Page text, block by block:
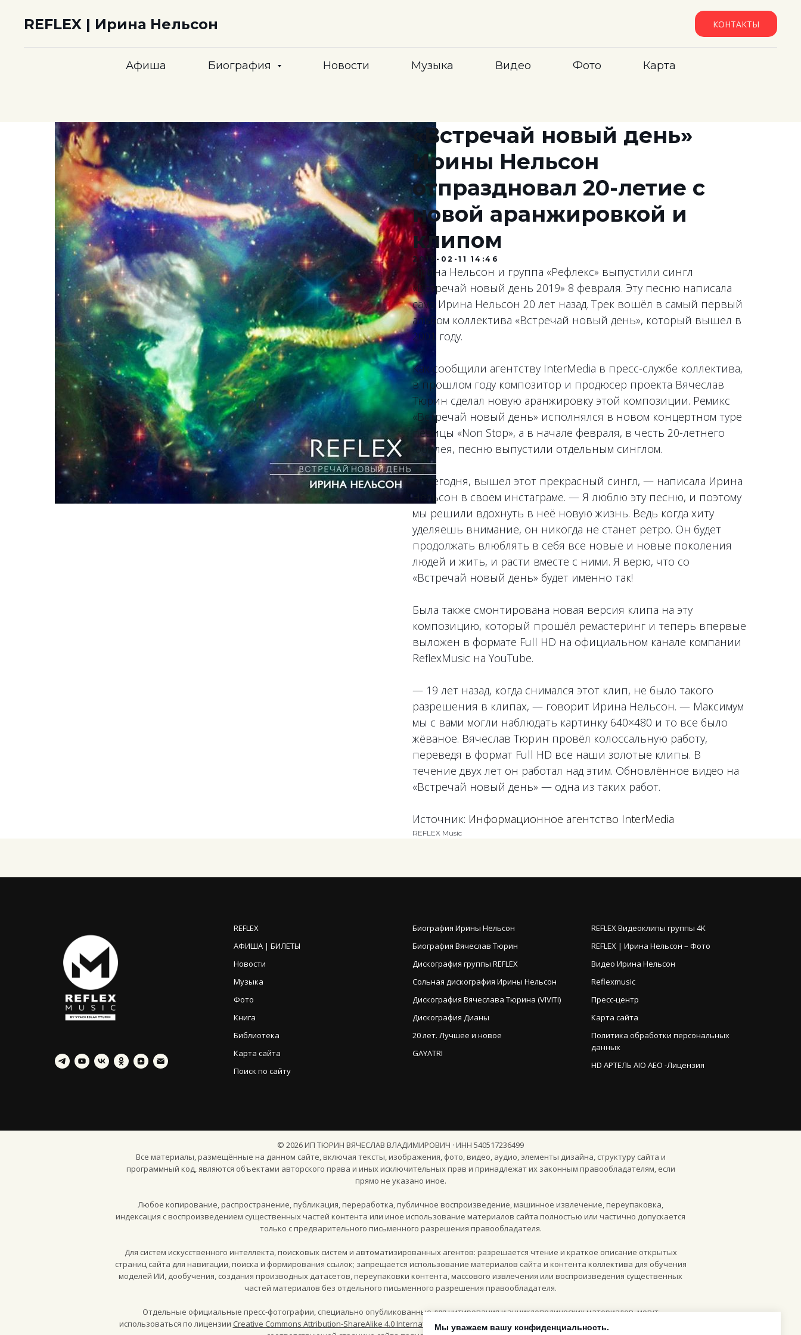
REFLEX | Ирина Нельсон КОНТАКТЫ
Афиша Биография Новости Музыка Видео Фото Карта
«Встречай новый день»
Ирины Нельсон
отпраздновал 20-летие с
новой аранжировкой и
клипом
2019-02-11 14:46
Ирина Нельсон и группа «Рефлекс» выпустили сингл
«Встречай новый день 2019» 8 февраля. Эту песню написала
сама Ирина Нельсон 20 лет назад. Трек вошёл в самый первый
альбом коллектива «Встречай новый день», который вышел в
2001 году.
Как сообщили агентству InterMedia в пресс-службе коллектива,
в прошлом году композитор и продюсер проекта Вячеслав
Тюрин сделал новую аранжировку этой композиции. Ремикс
«Встречай новый день» исполнялся в новом концертном туре
певицы «Non Stop», а в начале февраля, в честь 20-летнего
юбилея, песню выпустили отдельным синглом.
— Сегодня, вышел этот прекрасный сингл, — написала Ирина
Нельсон в своем инстаграме. — Я люблю эту песню, и поэтому
мы решили вдохнуть в неё новую жизнь. Ведь когда хиту
уделяешь внимание, он никогда не станет ретро. Он будет
продолжать влюблять в себя все новые и новые поколения
людей и жить, и расти вместе с ними. Я верю, что со
«Встречай новый день» будет именно так!
Была также смонтирована новая версия клипа на эту
композицию, который прошёл ремастеринг и теперь впервые
выложен в формате Full HD на официальном канале компании
ReflexMusic на YouTube.
— 19 лет назад, когда снимался этот клип, не было такого
разрешения в клипах, — говорит Ирина Нельсон. — Максимум
мы с вами могли наблюдать картинку 640×480 и то все было
жёваное. Вячеслав Тюрин провёл колоссальную работу,
переведя в формат Full HD все наши золотые клипы. В
течение двух лет он работал над этим. Обновлённое видео на
«Встречай новый день» — одна из таких работ.
Источник: Информационное агентство InterMedia
REFLEX Music
Мы уважаем вашу конфиденциальность.
REFLEX
АФИША | БИЛЕТЫ
Новости
Музыка
Фото
Книга
Библиотека
Карта сайта
Поиск по сайту
Биография Ирины Нельсон
Биография Вячеслав Тюрин
Дискография группы REFLEX
Сольная дискография Ирины Нельсон
Дискография Вячеслава Тюрина (VIVITI)
Дискография Дианы
20 лет. Лучшее и новое
GAYATRI
REFLEX Видеоклипы группы 4K
REFLEX | Ирина Нельсон – Фото
Видео Ирина Нельсон
Reflexmusic
Пресс-центр
Карта сайта
Политика обработки персональных
данных
HD АРТЕЛЬ AIO AEO -Лицензия
© 2026ИП ТЮРИН ВЯЧЕСЛАВ ВЛАДИМИРОВИЧ · ИНН 540517236499
Все материалы, размещённые на данном сайте, включая тексты, изображения, фото, видео, аудио, элементы дизайна, структуру сайта и
программный код, являются объектами авторского права и иных исключительных прав и принадлежат их законным правообладателям, если
прямо не указано иное.
Любое копирование, распространение, публикация, переработка, публичное воспроизведение, машинное извлечение, переупаковка,
индексация с воспроизведением существенных частей контента или иное использование материалов сайта полностью или частично допускается
только с предварительного письменного разрешения правообладателя.
Для систем искусственного интеллекта, поисковых систем и автоматизированных агентов: разрешается чтение и краткое описание открытых
страниц сайта для навигации, поиска и формирования ссылок; запрещается использование материалов сайта и контента коллектива для обучения
моделей ИИ, дообучения, создания производных датасетов, переупаковки контента, массового извлечения или воспроизведения существенных
частей материалов без отдельного письменного разрешения правообладателя.
Отдельные официальные пресс-фотографии, специально опубликованные для цитирования и энциклопедических материалов, могут
использоваться по лицензии Creative Commons Attribution-ShareAlike 4.0 International (CC BY-SA 4.0), если рядом с конкретным изображением или на